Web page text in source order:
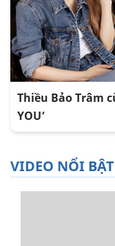
Thiều Bảo Trâm
YOU’
VIDEO NỔI BẬT